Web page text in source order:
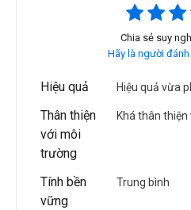
Chia sẻ suy
Hãy là người
Hiệu quả Hiệu quả vừa
Thân thiện
với môi
trường
Khá thân
Tính bền
vững
Trung bình